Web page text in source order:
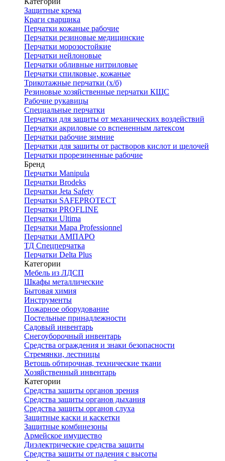
Защитные крема
Краги сварщика
Перчатки кожаные рабочие
Перчатки резиновые медицинские
Перчатки морозостойкие
Перчатки нейлоновые
Перчатки обливные нитриловые
Перчатки спилковые, кожаные
Трикотажные перчатки (х/б)
Резиновые хозяйственные перчатки КЩС
Рабочие рукавицы
Специальные перчатки
Перчатки для защиты от механических воздействий
Перчатки акриловые со вспененным латексом
Перчатки рабочие зимние
Перчатки для защиты от растворов кислот и щелочей
Перчатки прорезиненные рабочие
Бренд
Перчатки Manipula
Перчатки Brodeks
Перчатки Jeta Safety
Перчатки SAFEPROTECT
Перчатки PROFLINE
Перчатки Ultima
Перчатки Мара Professionnel
Перчатки АМПАРО
ТД Спецперчатка
Перчатки Delta Plus
Категории
Мебель из ЛДСП
Шкафы металлические
Бытовая химия
Инструменты
Пожарное оборудование
Постельные принадлежности
Садовый инвентарь
Снегоуборочный инвентарь
Средства ограждения и знаки безопасности
Стремянки, лестницы
Ветошь обтирочная, технические ткани
Хозяйственный инвентарь
Категории
Средства защиты органов зрения
Средства защиты органов дыхания
Средства защиты органов слуха
Защитные каски и каскетки
Защитные комбинезоны
Армейское имущество
Диэлектрические средства защиты
Средства защиты от падения с высоты